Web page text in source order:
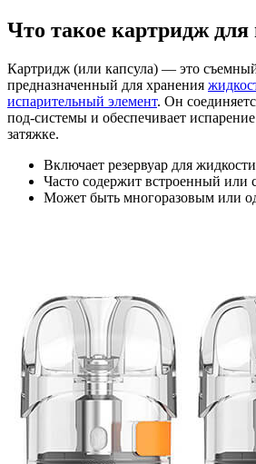
Что такое картридж для
Картридж (или капсула) — это съемный
предназначенный для хранения
испарительный элемент. Он
под-системы и обеспечивает
затяжке.
Включает резервуар для
Часто содержит встроенный или
Может быть многоразовым или